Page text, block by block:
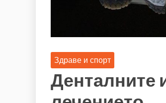
Здраве и спорт
Денталните